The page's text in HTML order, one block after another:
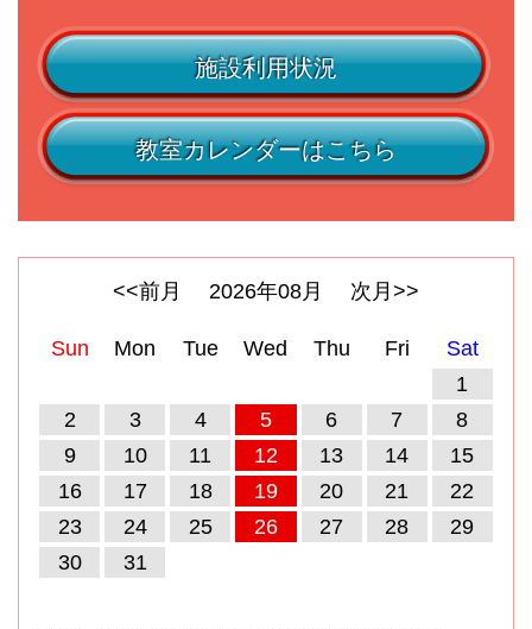
施設利用状況
教室カレンダーはこちら
<<前月 2026年08月 次月>>
Sun Mon Tue Wed Thu Fri
Sat
1
2
3 4 5 6 7
8
9
10 11 12 13 14
15
16
17 18 19 20 21
22
23
24 25 26 27 28
29
30
31